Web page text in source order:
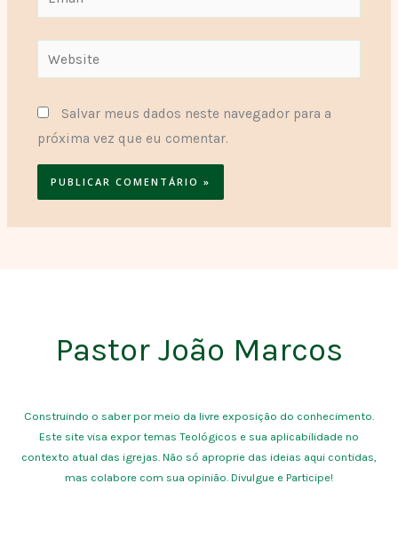
Website
Salvar meus dados neste navegador para a
próxima vez que eu comentar.
Pastor João Marcos
Construindo o saber por meio da livre exposição do conhecimento.
Este site visa expor temas Teológicos e sua aplicabilidade no
contexto atual das igrejas. Não só aproprie das ideias aqui contidas,
mas colabore com sua opinião. Divulgue e Participe!